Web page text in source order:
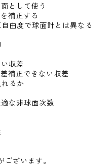
して使う
補正する
度で球面計とは異なる
収差
正できない収差
るか
非球面次数
ざいます。